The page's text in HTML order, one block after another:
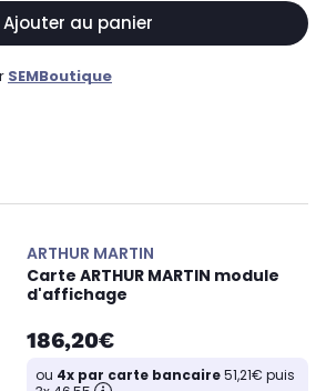
Ajouter au panier
SEMBoutique
ARTHUR MARTIN
Carte ARTHUR MARTIN module
d'affichage
186,20€
ou 4x par carte bancaire51,21€ puis